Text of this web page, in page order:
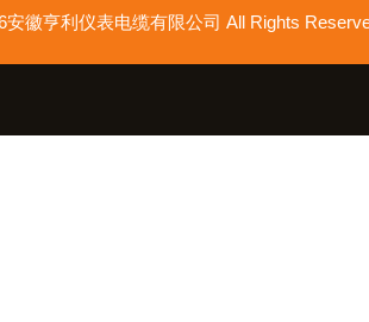
安徽亨利仪表电缆有限公司 All Rights